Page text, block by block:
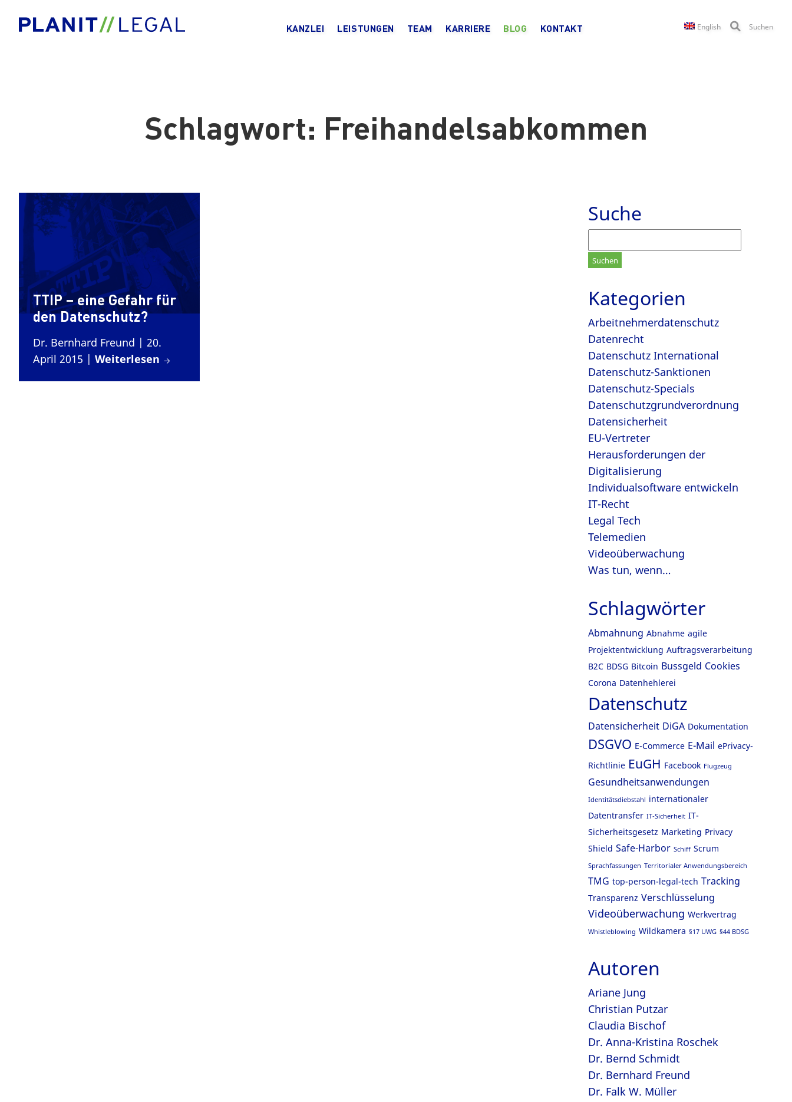
KANZLEI LEISTUNGEN TEAM KARRIERE BLOG KONTAKT English Suchen
Schlagwort: Freihandelsabkommen
TTIP – eine Gefahr für
den Datenschutz?
Dr. Bernhard Freund | 20.
April 2015 | Weiterlesen
Suche
nach:
Kategorien
Arbeitnehmerdatenschutz
Datenrecht
Datenschutz International
Datenschutz-Sanktionen
Datenschutz-Specials
Datenschutzgrundverordnung
Datensicherheit
EU-Vertreter
Herausforderungen der
Digitalisierung
Individualsoftware entwickeln
IT-Recht
Legal Tech
Telemedien
Videoüberwachung
Was tun, wenn…
Schlagwörter
Abmahnung Abnahme agile
Projektentwicklung Auftragsverarbeitung
B2C BDSG Bitcoin Bussgeld Cookies
Corona Datenhehlerei
Datenschutz
Datensicherheit DiGA Dokumentation
DSGVO E-Commerce E-Mail ePrivacy-
Richtlinie EuGH Facebook Flugzeug
Gesundheitsanwendungen
Identitätsdiebstahl internationaler
Datentransfer IT-Sicherheit IT-
Sicherheitsgesetz Marketing Privacy
Shield Safe-Harbor Schiff Scrum
Sprachfassungen Territorialer Anwendungsbereich
TMG top-person-legal-tech Tracking
Transparenz Verschlüsselung
Videoüberwachung Werkvertrag
Whistleblowing Wildkamera §17 UWG §44 BDSG
Autoren
Ariane Jung
Christian Putzar
Claudia Bischof
Dr. Anna-Kristina Roschek
Dr. Bernd Schmidt
Dr. Bernhard Freund
Dr. Falk W. Müller